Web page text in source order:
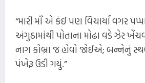
“મારી માઁ એ કંઈ પણ વિચાર્યા વગર
અંગુઠામાંથી પોતાના મોઢા વડે ઝેર
નાગ કોબ્રા જ હોવો જોઈએ; બન્નેનું
પંખેરૂ ઉડી ગયું.”